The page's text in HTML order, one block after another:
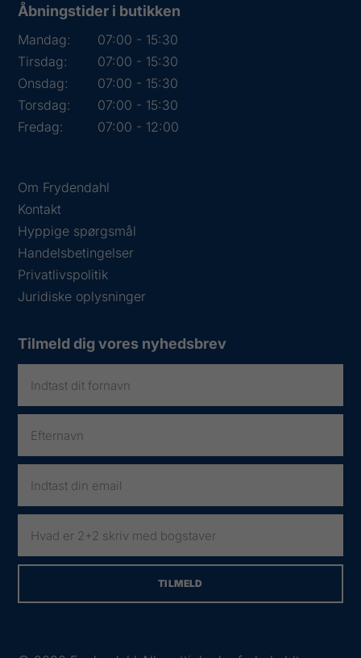
Åbningstider i butikken
Mandag:
07:00 - 15:30
Tirsdag:
07:00 - 15:30
Onsdag:
07:00 - 15:30
Torsdag:
07:00 - 15:30
Fredag:
07:00 - 12:00
Om Frydendahl
Kontakt
Hyppige spørgsmål
Handelsbetingelser
Privatlivspolitik
Juridiske oplysninger
Tilmeld dig vores nyhedsbrev